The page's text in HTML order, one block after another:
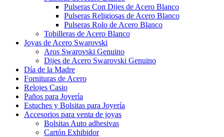
Pulseras Con Dijes de Acero Blanco
Pulseras Religiosas de Acero Blanco
Pulseras Rolo de Acero Blanco
Tobilleras de Acero Blanco
Joyas de Acero Swarovski
Aros Swarovski Genuino
Dijes de Acero Swarovski Genuino
Día de la Madre
Fornituras de Acero
Relojes Casio
Paños para Joyería
Estuches y Bolsitas para Joyería
Accesorios para venta de joyas
Bolsitas Auto adhesivas
Cartón Exhibidor